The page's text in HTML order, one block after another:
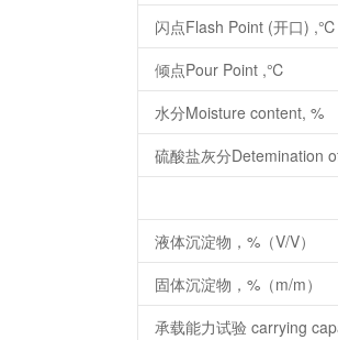
闪点Flash Point (开口) ,℃
倾点Pour Point ,℃
水分Moisture content, %
硫酸盐灰分Detemination
液体沉淀物，%（V/V）
固体沉淀物，%（m/m）
承载能力试验 carrying